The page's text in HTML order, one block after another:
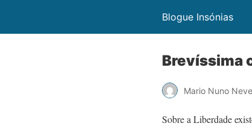
Blogue Insónias
Brevíssima
Mario Nuno
Sobre a Liberdade